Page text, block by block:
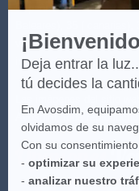
Deja entrar la
tú decides la
En Avosdim,
olvidamos de su
Con su
- optimizar su
- analizar nuestro
España Peninsular - no
Baleares), 35 (
válida con los
informaciónaquí.
Avosdim, toda